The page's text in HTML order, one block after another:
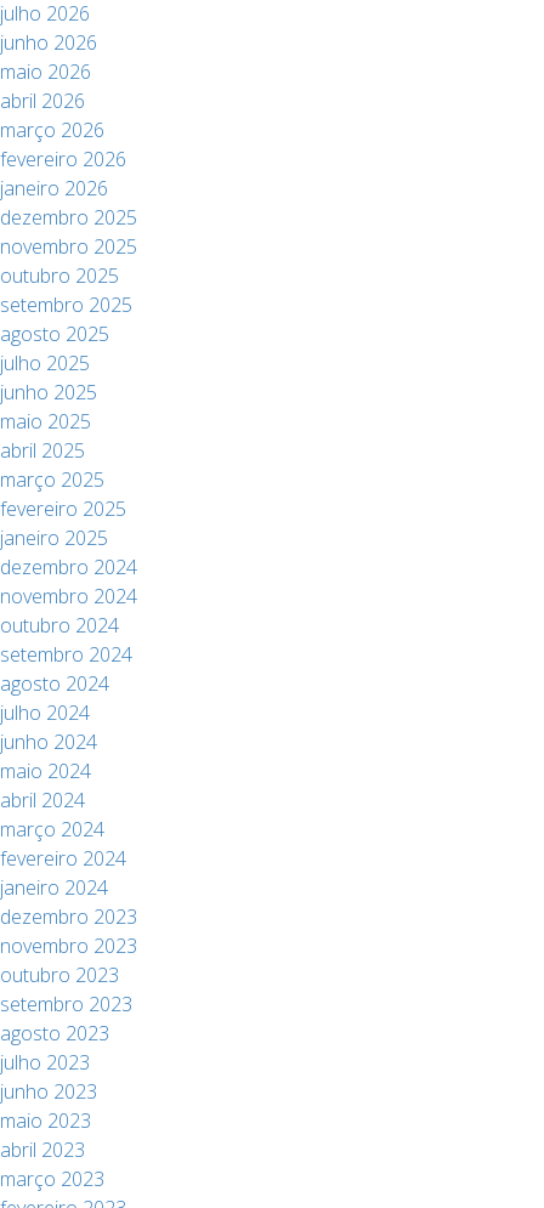
julho 2026
junho 2026
maio 2026
abril 2026
março 2026
fevereiro 2026
janeiro 2026
dezembro 2025
novembro 2025
outubro 2025
setembro 2025
agosto 2025
julho 2025
junho 2025
maio 2025
abril 2025
março 2025
fevereiro 2025
janeiro 2025
dezembro 2024
novembro 2024
outubro 2024
setembro 2024
agosto 2024
julho 2024
junho 2024
maio 2024
abril 2024
março 2024
fevereiro 2024
janeiro 2024
dezembro 2023
novembro 2023
outubro 2023
setembro 2023
agosto 2023
julho 2023
junho 2023
maio 2023
abril 2023
março 2023